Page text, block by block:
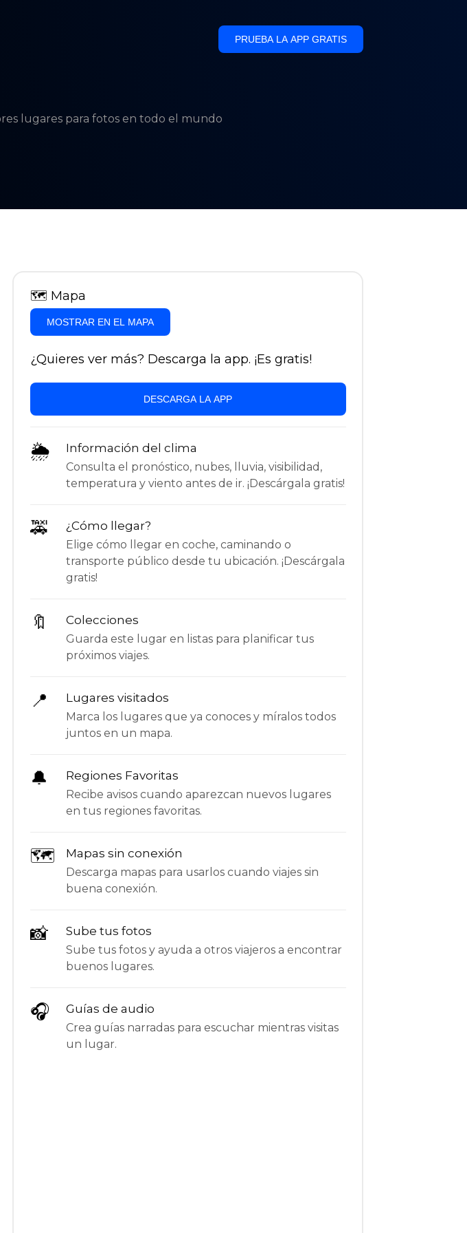
PRUEBA LA APP GRATIS
lugares para fotos en todo el mundo
🗺 Mapa
MOSTRAR EN EL MAPA
¿Quieres ver más? Descarga la app. ¡Es gratis!
DESCARGA LA APP
🌦 Información del clima
Consulta el pronóstico, nubes, lluvia, visibilidad,
temperatura y viento antes de ir. ¡Descárgala gratis!
🚕 ¿Cómo llegar?
Elige cómo llegar en coche, caminando o
transporte público desde tu ubicación. ¡Descárgala
gratis!
🔖 Colecciones
Guarda este lugar en listas para planificar tus
próximos viajes.
📍 Lugares visitados
Marca los lugares que ya conoces y míralos todos
juntos en un mapa.
🔔 Regiones Favoritas
Recibe avisos cuando aparezcan nuevos lugares
en tus regiones favoritas.
🗺 Mapas sin conexión
Descarga mapas para usarlos cuando viajes sin
buena conexión.
📸 Sube tus fotos
Sube tus fotos y ayuda a otros viajeros a encontrar
buenos lugares.
🎧 Guías de audio
Crea guías narradas para escuchar mientras visitas
un lugar.